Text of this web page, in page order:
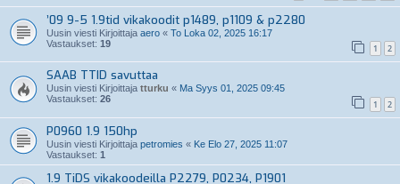
’09 9-5 1.9tid vikakoodit p1489, p1109 & p2280
Uusin viesti Kirjoittaja aero « To Loka 02, 2025 16:17
Vastaukset: 19 1 2
SAAB TTID savuttaa
Uusin viesti Kirjoittaja tturku « Ma Syys 01, 2025 09:45
Vastaukset: 26 1 2
P0960 1.9 150hp
Uusin viesti Kirjoittaja petromies « Ke Elo 27, 2025 11:07
Vastaukset: 1
1.9 TiDS vikakoodeilla P2279, P0234, P1901